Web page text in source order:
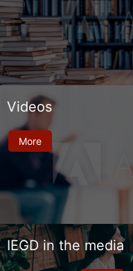
Videos
More
IEGD in the media